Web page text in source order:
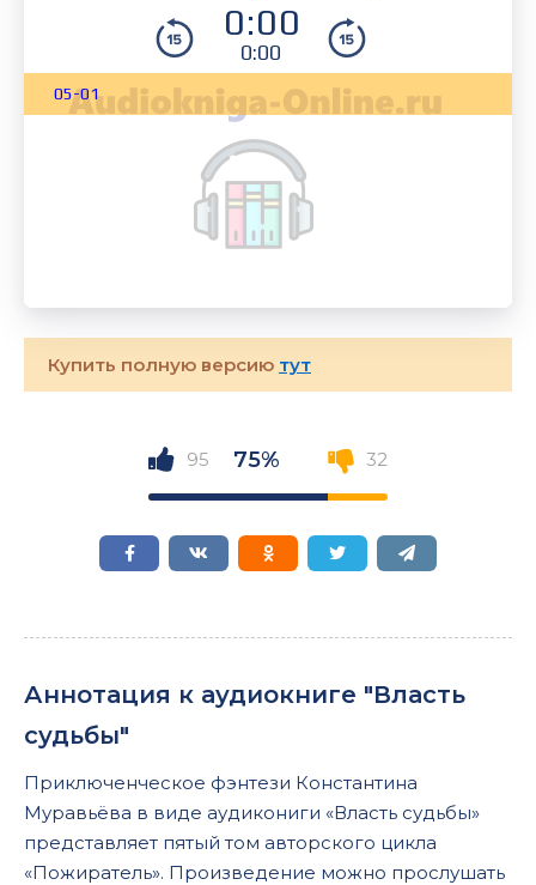
0:00
0:00
05-01
Купить полную версию тут
95 75% 32
Аннотация к аудиокниге "Власть
судьбы"
Приключенческое фэнтези Константина
Муравьёва в виде аудикониги «Власть судьбы»
представляет пятый том авторского цикла
«Пожиратель». Произведение можно прослушать